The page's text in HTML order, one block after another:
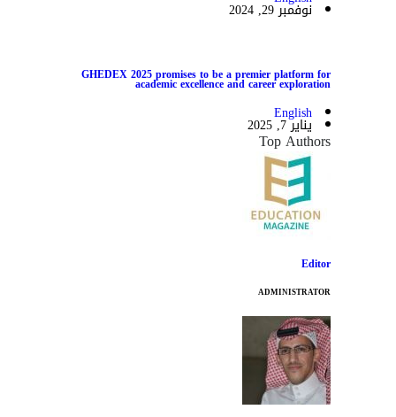
نوفمبر 29, 2024
GHEDEX 2025 promises to be a premier platform for
academic excellence and career exploration
English
يناير 7, 2025
Top Authors
Editor
ADMINISTRATOR